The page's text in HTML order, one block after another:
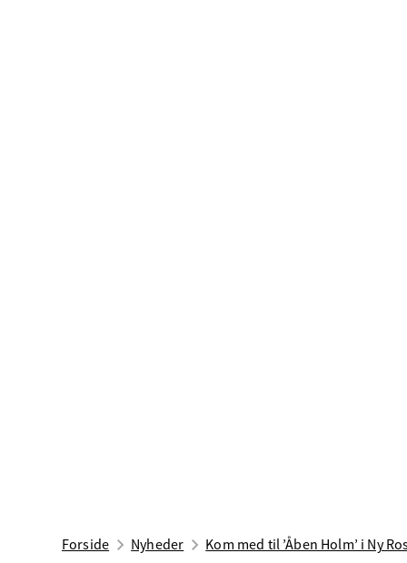
Forside Nyheder Kom med til ’Åben Holm’ i Ny